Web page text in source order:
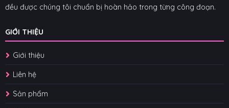
đều được chúng tôi chuẩn bị hoàn hảo trong từng công đoạn.
GIỚI THIỆU
Giới thiệu
Liên hệ
Sản phẩm